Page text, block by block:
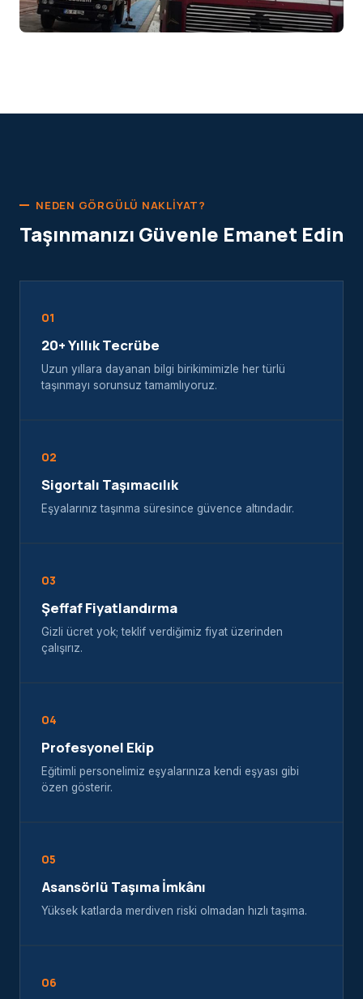
NEDEN GÖRGÜLÜ NAKLIYAT?
Taşınmanızı Güvenle Emanet Edin
01
20+ Yıllık Tecrübe
Uzun yıllara dayanan bilgi birikimimizle her türlü
taşınmayı sorunsuz tamamlıyoruz.
02
Sigortalı Taşımacılık
Eşyalarınız taşınma süresince güvence altındadır.
03
Şeffaf Fiyatlandırma
Gizli ücret yok; teklif verdiğimiz fiyat üzerinden
çalışırız.
04
Profesyonel Ekip
Eğitimli personelimiz eşyalarınıza kendi eşyası gibi
özen gösterir.
05
Asansörlü Taşıma İmkânı
Yüksek katlarda merdiven riski olmadan hızlı taşıma.
06